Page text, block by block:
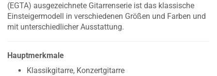
(EGTA) ausgezeichnete Gitarrenserie ist das klassische
Einsteigermodell in verschiedenen Größen und Farben und
mit unterschiedlicher Ausstattung.
Hauptmerkmale
Klassikgitarre, Konzertgitarre